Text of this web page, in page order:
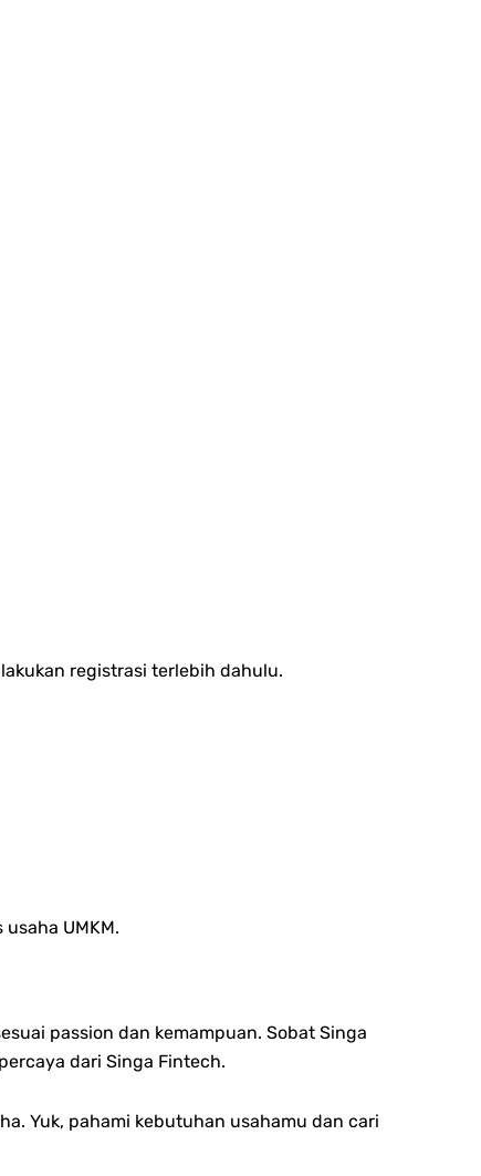
registrasi terlebih dahulu.
UMKM.
passion dan kemampuan. Sobat Singa
dari Singa Fintech.
Yuk, pahami kebutuhan usahamu dan cari